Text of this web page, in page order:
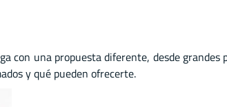
con una propuesta diferente, desde
y qué pueden ofrecerte.